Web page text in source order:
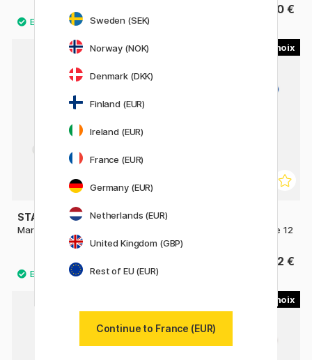
8.90 €
7
STAEDTLER
Mars Micro mines 0,5 lot de 12
STAEDTLER
Mars Micro mines 0,9 lot de 12
2 €
Sweden (SEK)
Norway (NOK)
Denmark (DKK)
Finland (EUR)
Ireland (EUR)
France (EUR)
Germany (EUR)
Netherlands (EUR)
United Kingdom (GBP)
Rest of EU (EUR)
Continue to France (EUR)